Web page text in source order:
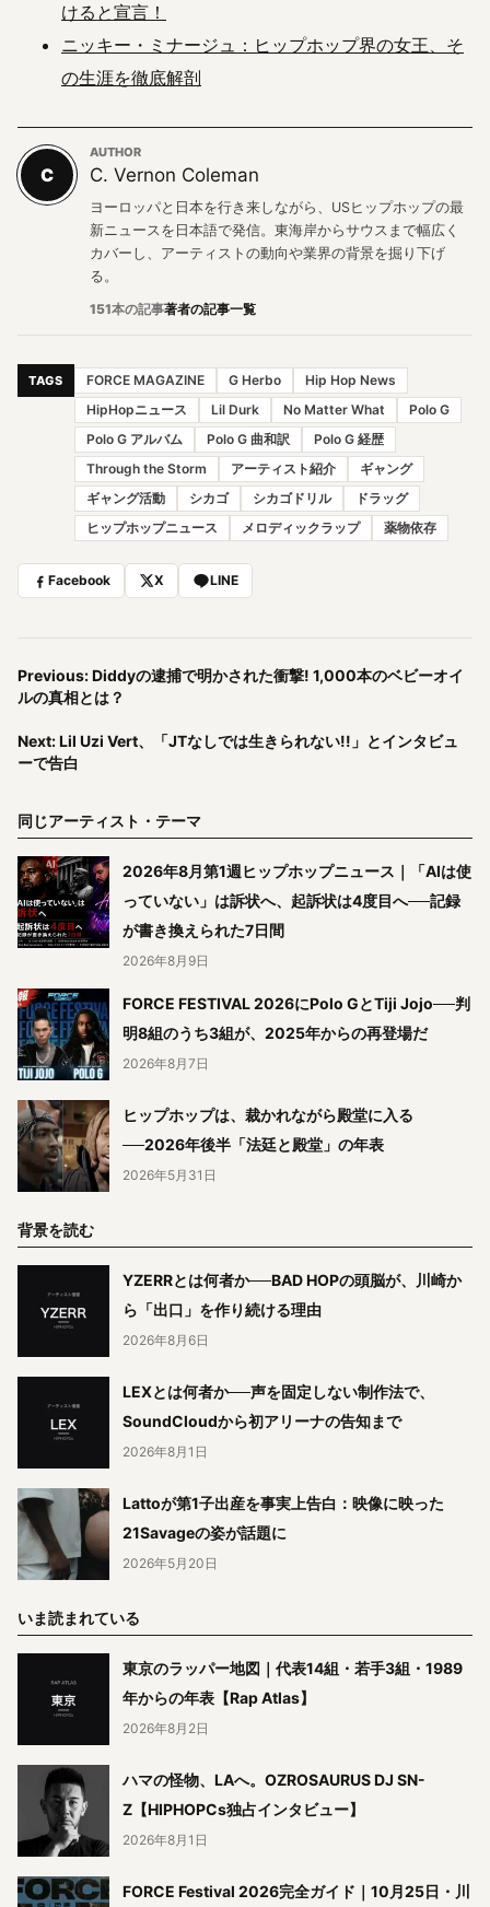
けると宣言！
ニッキー・ミナージュ：ヒップホップ界の女王、そ
の生涯を徹底解剖
C
AUTHOR
C. Vernon Coleman
ヨーロッパと日本を行き来しながら、USヒップホップの最
新ニュースを日本語で発信。東海岸からサウスまで幅広く
カバーし、アーティストの動向や業界の背景を掘り下げ
る。
151本の記事著者の記事一覧
TAGS FORCE MAGAZINE G Herbo
Hip Hop News
HipHopニュース
Lil Durk No Matter What
Polo G
Polo G アルバム
Polo G 曲和訳
Polo G 経歴
Through the Storm
アーティスト紹介
ギャング
ギャング活動
シカゴ シカゴドリル
ドラッグ
ヒップホップニュース
メロディックラップ 薬物依存
Facebook X LINE
Previous: Diddyの逮捕で明かされた衝撃! 1,000本のベビーオイ
ルの真相とは？
Next: Lil Uzi Vert、「JTなしでは生きられない!!」とインタビュ
ーで告白
同じアーティスト・テーマ
2026年8月第1週ヒップホップニュース｜「AIは使
っていない」は訴状へ、起訴状は4度目へ──記録
が書き換えられた7日間
2026年8月9日
FORCE FESTIVAL 2026にPolo GとTiji Jojo──判
明8組のうち3組が、2025年からの再登場だ
2026年8月7日
ヒップホップは、裁かれながら殿堂に入る
──2026年後半「法廷と殿堂」の年表
2026年5月31日
背景を読む
YZERRとは何者か──BAD HOPの頭脳が、川崎か
ら「出口」を作り続ける理由
2026年8月6日
LEXとは何者か──声を固定しない制作法で、
SoundCloudから初アリーナの告知まで
2026年8月1日
Lattoが第1子出産を事実上告白：映像に映った
21Savageの姿が話題に
2026年5月20日
いま読まれている
東京のラッパー地図｜代表14組・若手3組・1989
年からの年表【Rap Atlas】
2026年8月2日
ハマの怪物、LAへ。OZROSAURUS DJ SN-
Z【HIPHOPCs独占インタビュー】
2026年8月1日
FORCE Festival 2026完全ガイド｜10月25日・川